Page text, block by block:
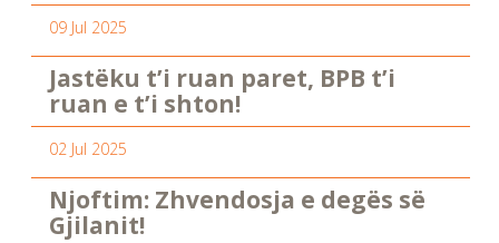
09 Jul 2025
Jastëku t’i ruan paret, BPB t’i
ruan e t’i shton!
02 Jul 2025
Njoftim: Zhvendosja e degës së
Gjilanit!